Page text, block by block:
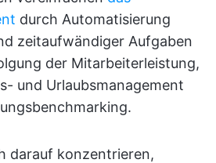
durch Automatisierung
zeitaufwändiger Aufgaben
der Mitarbeiterleistung,
und Urlaubsmanagement
darauf konzentrieren,